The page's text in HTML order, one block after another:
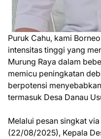
Puruk Cahu, kami
intensitas tinggi yang
Murung Raya dalam
memicu peningkatan
berpotensi
termasuk Desa Danau
Melalui pesan singkat
(22/08/2025), Kepala